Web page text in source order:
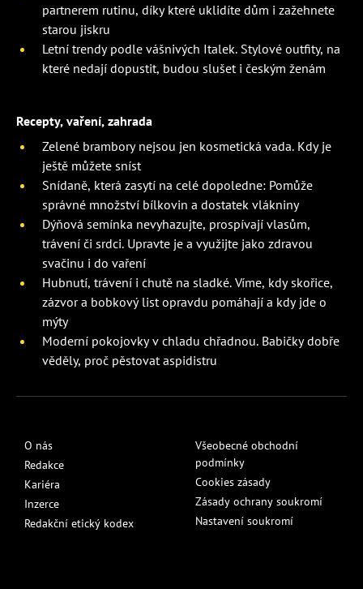
partnerem rutinu, díky které uklidíte dům i zažehnete
starou jiskru
Letní trendy podle vášnivých Italek. Stylové outfity, na
které nedají dopustit, budou slušet i českým ženám
Recepty, vaření, zahrada
Zelené brambory nejsou jen kosmetická vada. Kdy je
ještě můžete sníst
Snídaně, která zasytí na celé dopoledne: Pomůže
správné množství bílkovin a dostatek vlákniny
Dýňová semínka nevyhazujte, prospívají vlasům,
trávení či srdci. Upravte je a využijte jako zdravou
svačinu i do vaření
Hubnutí, trávení i chutě na sladké. Víme, kdy skořice,
zázvor a bobkový list opravdu pomáhají a kdy jde o
mýty
Moderní pokojovky v chladu chřadnou. Babičky dobře
věděly, proč pěstovat aspidistru
O nás
Redakce
Kariéra
Inzerce
Redakční etický kodex
Všeobecné obchodní
podmínky
Cookies zásady
Zásady ochrany soukromí
Nastavení soukromí